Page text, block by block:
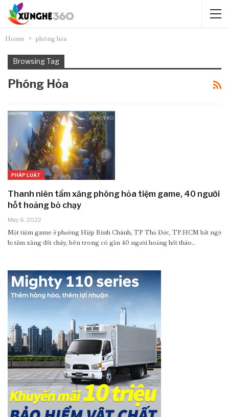
Home phóng hỏa
Browsing Tag
Phóng Hỏa
PHÁP LUẬT
Thanh niên tẩm xăng phóng hỏa tiệm game, 40 người
hốt hoảng bỏ chạy
May 6, 2022
Một tiệm game ở phường Hiệp Bình Chánh, TP Thủ Đức, TP.HCM bất ngờ
bị tẩm xăng đốt cháy, bên trong có gần 40 người hoảng hốt tháo…